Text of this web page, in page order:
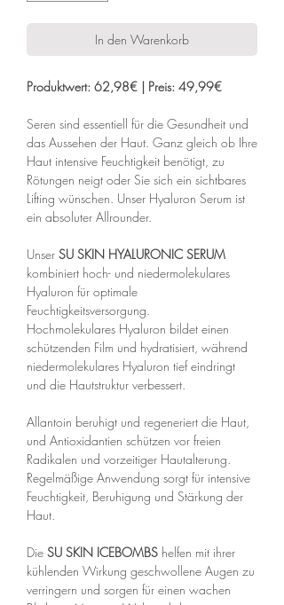
In den Warenkorb
Produktwert: 62,98€ | Preis: 49,99€
Seren sind essentiell für die Gesundheit und
das Aussehen der Haut. Ganz gleich ob Ihre
Haut intensive Feuchtigkeit benötigt, zu
Rötungen neigt oder Sie sich ein sichtbares
Lifting wünschen. Unser Hyaluron Serum ist
ein absoluter Allrounder.
Unser SU SKIN HYALURONIC SERUM
kombiniert hoch- und niedermolekulares
Hyaluron für optimale
Feuchtigkeitsversorgung.
Hochmolekulares Hyaluron bildet einen
schützenden Film und hydratisiert, während
niedermolekulares Hyaluron tief eindringt
und die Hautstruktur verbessert.
Allantoin beruhigt und regeneriert die Haut,
und Antioxidantien schützen vor freien
Radikalen und vorzeitiger Hautalterung.
Regelmäßige Anwendung sorgt für intensive
Feuchtigkeit, Beruhigung und Stärkung der
Haut.
Die SU SKIN ICEBOMBS helfen mit ihrer
kühlenden Wirkung geschwollene Augen zu
verringern und sorgen für einen wachen